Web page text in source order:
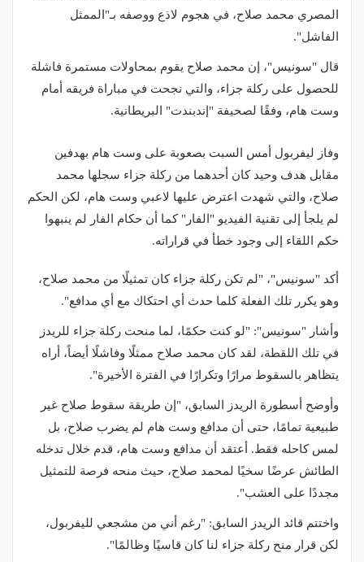
المصري محمد صلاح، في هجوم لاذع ووصفه بـ"الممثل
الفاشل".
قال "سونيس"، إن محمد صلاح يقوم بمحاولات مستمرة فاشلة
للحصول على ركلة جزاء، والتي نجحت في مباراة فريقه أمام
وست هام، وفقًا لصحيفة "إندبندت" البريطانية.
وفاز ليفربول أمس السبت بصعوبة على وست هام بهدفين
مقابل هدف وحيد كان أحدهما من ركلة جزاء سجلها محمد
صلاح، والتي شهدت اعترض عليها لاعبي وست هام، لكن الحكم
لم يلجأ إلى تقنية الفيديو "الفار" كما أن حكام الفار لم ينبهوا
حكم اللقاء إلى وجود خطأ في قراراته.
أكد "سونيس"، "لم تكن ركلة جزاء كان تمثيلًا من محمد صلاح،
وهو يكرر تلك الفعلة كلما حدث أي احتكاك مع أي مدافع".
وأشار "سونيس": "لو كنت حكمًا، لما منحت ركلة جزاء للريدز
في تلك اللقطة، لقد كان محمد صلاح ممثلًا وفاشلًا أيضاً، أراه
يتظاهر بالسقوط مرارًا وتكرارًا في الفترة الأخيرة".
وأوضح أسطورة الريدز السابق، "إن طريقة سقوط صلاح غير
طبيعية تمامًا، حتى أن مدافع وست هام لم يضرب صلاح، بل
لمس كاحله فقط. أعتقد أن مدافع وست هام، قدم خلال تدخله
الطائش عرضًا سخيًا لمحمد صلاح، حيث منحه فرصة للتمثيل
مجددًا على العشب".
واختتم قائد الريدز السابق: "رغم أني من مشجعي لليفربول،
لكن قرار منح ركلة جزاء لنا كان قاسيًا وظالمًا".